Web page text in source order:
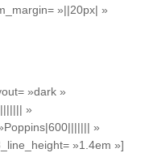
»||20px| »
»dark »
»
»
»1.4em »]